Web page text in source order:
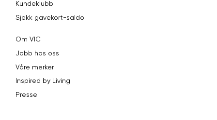
Kundeklubb
Sjekk gavekort-saldo
Om VIC
Jobb hos oss
Våre merker
Inspired by Living
Presse